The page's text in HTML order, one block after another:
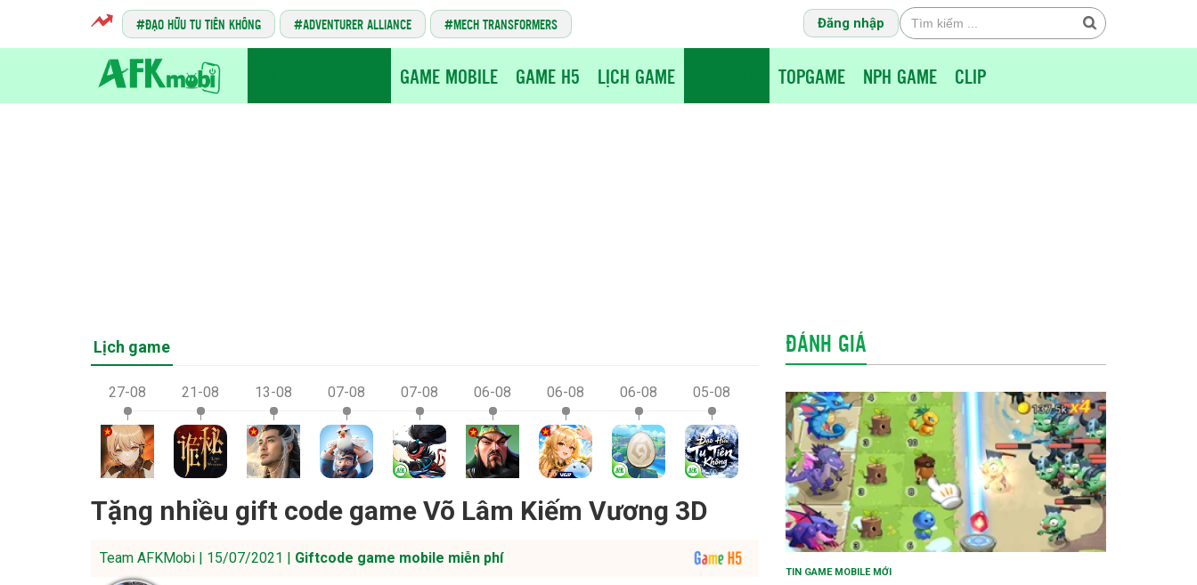
ĐẠO HỮU TU TIÊN KHÔNG ADVENTURER ALLIANCE MECH TRANSFORMERS Đăng nhập
GAME MOBILE GAME H5 LỊCH GAME TOPGAME NPH GAME CLIP
Lịch game
27-08 21-08 13-08 07-08 07-08 06-08 06-08 06-08 05-08
Tặng nhiều gift code game Võ Lâm Kiếm Vương 3D
Team AFKMobi | 15/07/2021 | Giftcode game mobile miễn phí
ĐÁNH GIÁ
TIN GAME MOBILE MỚI